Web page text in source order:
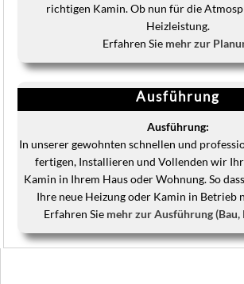
richtigen Kamin. Ob nun für die
Heizleistung.
Erfahren Sie mehr zur
Ausführung
Ausführung:
In unserer gewohnten schnellen und
fertigen, Installieren und Vollenden wir
Kamin in Ihrem Haus oder Wohnung. So
Ihre neue Heizung oder Kamin in Betrieb
Erfahren Sie mehr zur Ausführung